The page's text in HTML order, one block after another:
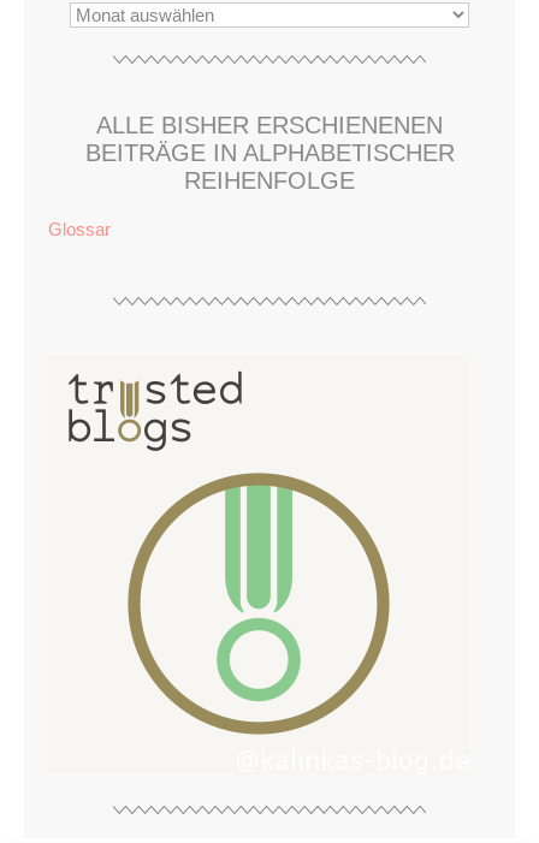
ALLE BISHER ERSCHIENENEN
BEITRÄGE IN ALPHABETISCHER
REIHENFOLGE
Glossar